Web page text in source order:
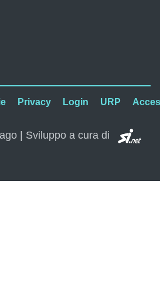
Privacy Login URP
| Sviluppo a cura di